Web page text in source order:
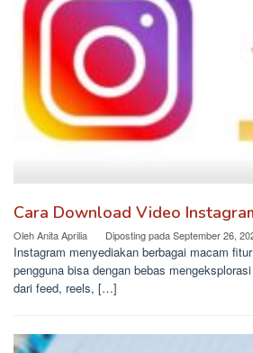
Cara Download Video
OlehAnita Aprilia Diposting padaSeptember 26,
Instagram menyediakan berbagai macam
pengguna bisa dengan bebas
dari feed, reels, […]